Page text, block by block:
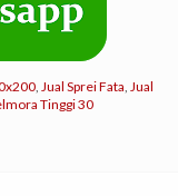
Jual Sprei Fata Jual
Tinggi 30